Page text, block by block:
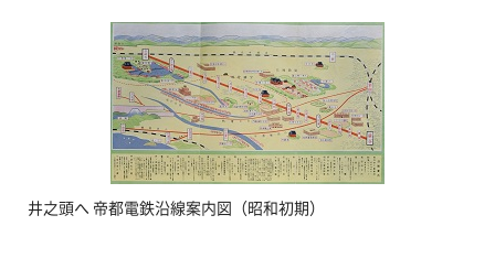
井之頭へ 帝都電鉄沿線案内図（昭和初期）